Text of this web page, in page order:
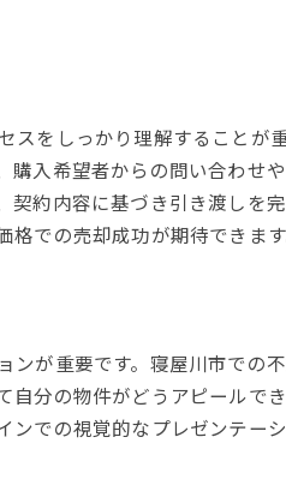
をしっかり理解することが
入希望者からの問い合わせ
約内容に基づき引き渡しを
での売却成功が期待できます
が重要です。寝屋川市での
分の物件がどうアピールで
での視覚的なプレゼンテー